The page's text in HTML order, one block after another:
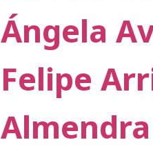
Ángela
Felipe